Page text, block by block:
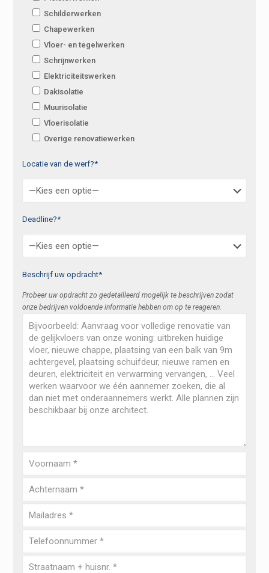
Schilderwerken
Chapewerken
Vloer- en tegelwerken
Schrijnwerken
Elektriciteitswerken
Dakisolatie
Muurisolatie
Vloerisolatie
Overige renovatiewerken
Locatie van de werf?*
Deadline?*
Beschrijf uw opdracht*
Probeer uw opdracht zo gedetailleerd mogelijk te beschrijven zodat
onze bedrijven voldoende informatie hebben om op te reageren.